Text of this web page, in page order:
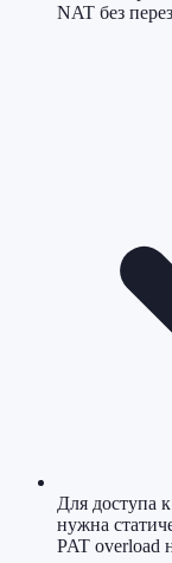
NAT без
Для доступа
нужна
PAT overload